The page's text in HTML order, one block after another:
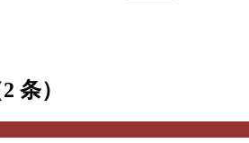
条）